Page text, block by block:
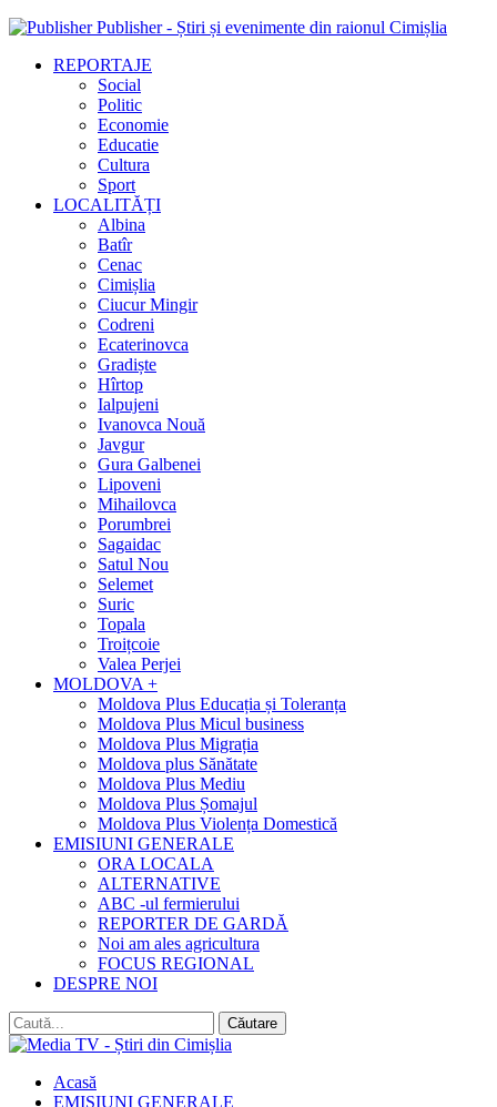
Publisher - Știri și evenimente din raionul Cimișlia
REPORTAJE
Social
Politic
Economie
Educatie
Cultura
Sport
LOCALITĂȚI
Albina
Batîr
Cenac
Cimișlia
Ciucur Mingir
Codreni
Ecaterinovca
Gradiște
Hîrtop
Ialpujeni
Ivanovca Nouă
Javgur
Gura Galbenei
Lipoveni
Mihailovca
Porumbrei
Sagaidac
Satul Nou
Selemet
Suric
Topala
Troițcoie
Valea Perjei
MOLDOVA +
Moldova Plus Educația și Toleranța
Moldova Plus Micul business
Moldova Plus Migrația
Moldova plus Sănătate
Moldova Plus Mediu
Moldova Plus Șomajul
Moldova Plus Violența Domestică
EMISIUNI GENERALE
ORA LOCALA
ALTERNATIVE
ABC -ul fermierului
REPORTER DE GARDĂ
Noi am ales agricultura
FOCUS REGIONAL
DESPRE NOI
Acasă
EMISIUNI GENERALE